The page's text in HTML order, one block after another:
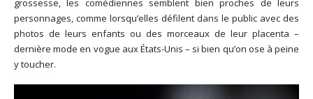
grossesse, les comédiennes semblent bien proches de leurs
personnages, comme lorsqu’elles défilent dans le public avec des
photos de leurs enfants ou des morceaux de leur placenta –
dernière mode en vogue aux États-Unis – si bien qu’on ose à peine
y toucher.